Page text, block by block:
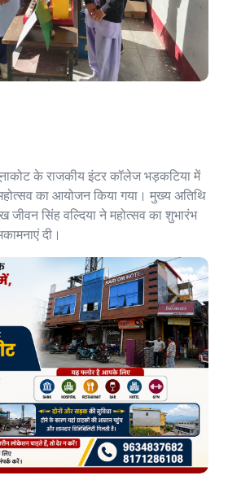
के राजकीय इंटर कॉलेज भड़कटिया में
का आयोजन किया गया। मुख्य अतिथि
जीवन सिंह वल्दिया ने महोत्सव का शुभारंभ
दी।